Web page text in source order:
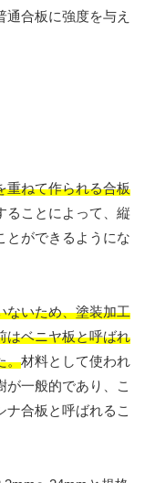
合板に強度を与え
重ねて作られる合板
ることによって、縦
とができるようにな
ないため、塗装加工
はベニヤ板と呼ばれ
。材料として使われ
一般的であり、こ
合板と呼ばれるこ